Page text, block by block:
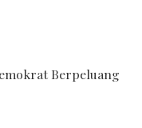
Berpeluang